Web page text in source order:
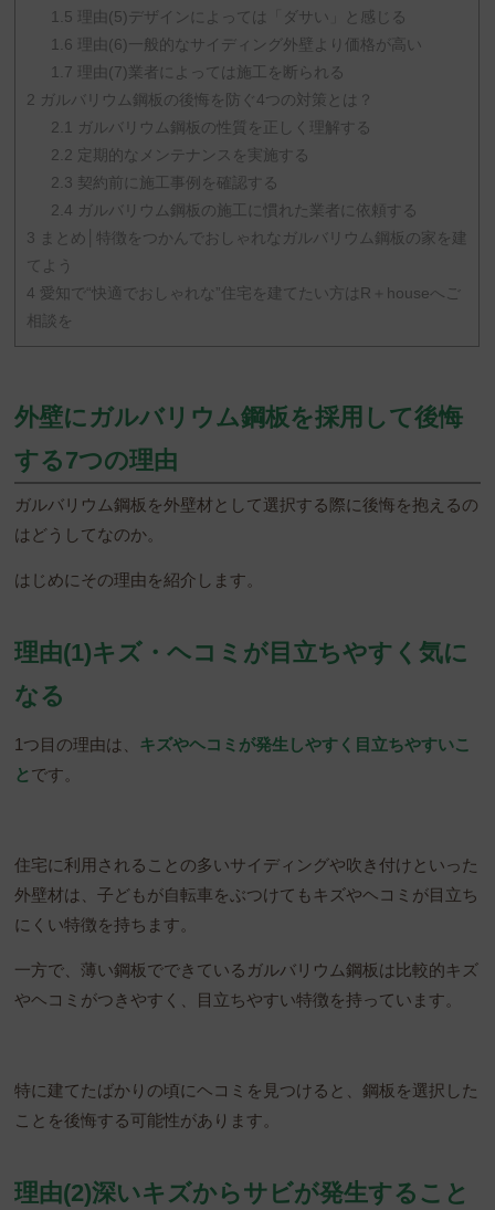
1.5 理由(5)デザインによっては「ダサい」と感じる
1.6 理由(6)一般的なサイディング外壁より価格が高い
1.7 理由(7)業者によっては施工を断られる
2 ガルバリウム鋼板の後悔を防ぐ4つの対策とは？
2.1 ガルバリウム鋼板の性質を正しく理解する
2.2 定期的なメンテナンスを実施する
2.3 契約前に施工事例を確認する
2.4 ガルバリウム鋼板の施工に慣れた業者に依頼する
3 まとめ│特徴をつかんでおしゃれなガルバリウム鋼板の家を建
てよう
4 愛知で“快適でおしゃれな”住宅を建てたい方はR＋houseへご
相談を
外壁にガルバリウム鋼板を採用して後悔
する7つの理由
ガルバリウム鋼板を外壁材として選択する際に後悔を抱えるの
はどうしてなのか。
はじめにその理由を紹介します。
理由(1)キズ・ヘコミが目立ちやすく気に
なる
1つ目の理由は、 キズやヘコミが発生しやすく目立ちやすいこ
と です。
住宅に利用されることの多いサイディングや吹き付けといった
外壁材は、子どもが自転車をぶつけてもキズやヘコミが目立ち
にくい特徴を持ちます。
一方で、薄い鋼板でできているガルバリウム鋼板は比較的キズ
やヘコミがつきやすく、目立ちやすい特徴を持っています。
特に建てたばかりの頃にヘコミを見つけると、鋼板を選択した
ことを後悔する可能性があります。
理由(2)深いキズからサビが発生すること